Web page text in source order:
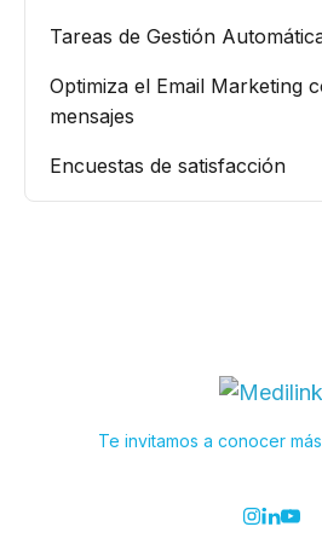
Tareas de Gestión
Optimiza el Email Marketing
mensajes
Encuestas de satisfacción
Te invitamos a conocer